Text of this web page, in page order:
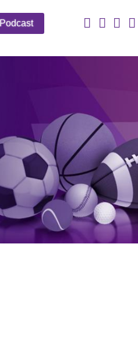
Podcast